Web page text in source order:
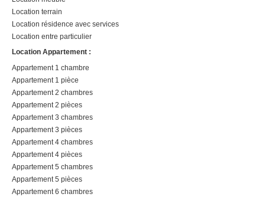
Location terrain
Location résidence avec services
Location entre particulier
Location Appartement :
Appartement 1 chambre
Appartement 1 pièce
Appartement 2 chambres
Appartement 2 pièces
Appartement 3 chambres
Appartement 3 pièces
Appartement 4 chambres
Appartement 4 pièces
Appartement 5 chambres
Appartement 5 pièces
Appartement 6 chambres